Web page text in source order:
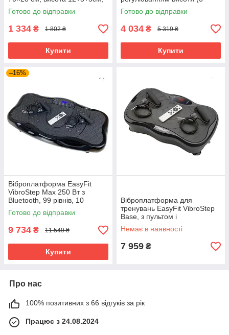
для фітнесу, аеробіки й
тренувань Сірий
Готово до відправки
1 334 ₴ 1 802 ₴
Купити
рівні) 98×37,5 см Чорно-
червоний
Готово до відправки
4 034 ₴ 5 319 ₴
Купити
–16%
Віброплатформа EasyFit
VibroStep Max 250 Вт з
Bluetooth, 99 рівнів, 10
програм, еспандерами та
пультом Чорний(EF-0545)
Готово до відправки
9 734 ₴ 11 549 ₴
Купити
Віброплатформа для
тренувань EasyFit VibroStep
Base, з пультом і
еспандерами, Чорний (EF-
0544)
Немає в наявності
7 959 ₴
Про нас
100% позитивних з 66 відгуків за рік
Працює з 24.08.2024